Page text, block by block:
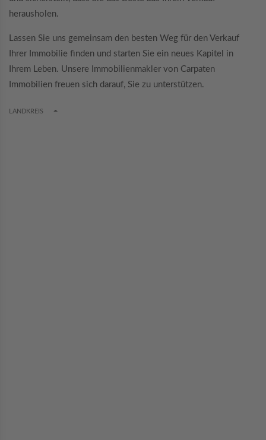
herausholen.
Lassen Sie uns gemeinsam den besten Weg für den Verkauf
Ihrer Immobilie finden und starten Sie ein neues Kapitel in
Ihrem Leben. Unsere Immobilienmakler von Carpaten
Immobilien freuen sich darauf, Sie zu unterstützen.
LANDKREIS TOGGLE DROPDOWN